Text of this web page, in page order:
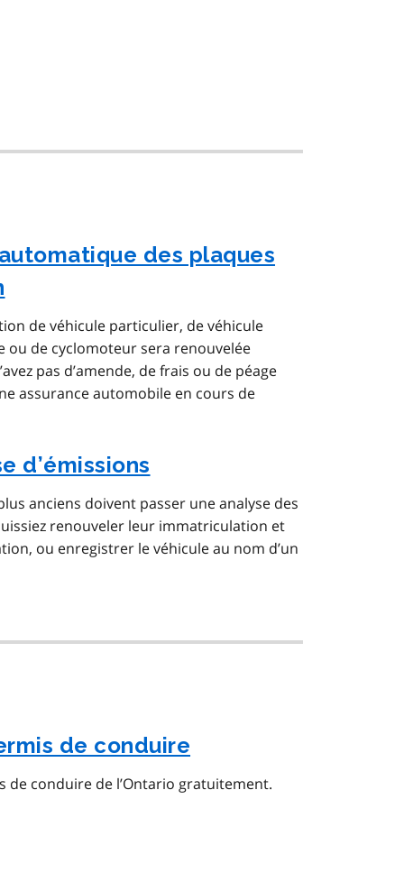
des plaques
de véhicule particulier, de véhicule
ou de cyclomoteur sera renouvelée
pas d’amende, de frais ou de péage
assurance automobile en cours de
d’émissions
anciens doivent passer une analyse des
renouveler leur immatriculation et
ou enregistrer le véhicule au nom d’un
de conduire
de conduire de l’Ontario gratuitement.